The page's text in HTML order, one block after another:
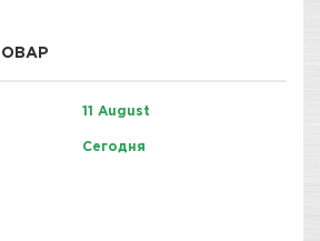
11 August
Сегодня